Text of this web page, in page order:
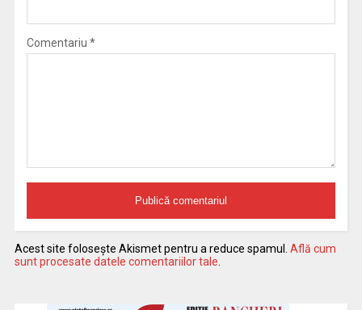
Comentariu *
Acest site folosește Akismet pentru a reduce spamul. Află cum
sunt procesate datele comentariilor tale